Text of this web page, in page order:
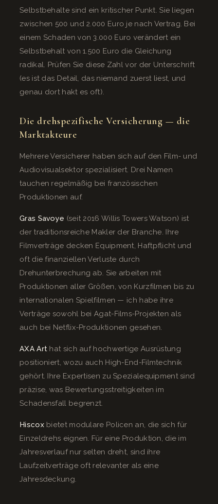
Selbstbehalte sind ein kritischer Punkt. Sie liegen
zwischen 500 und 2.000 Euro je nach Vertrag. Bei
einem Schaden von 3.000 Euro verändert ein
Selbstbehalt von 1.500 Euro die Gleichung
radikal. Prüfen Sie diese Zahl vor der Unterschrift
(es ist das Detail, das niemand zuerst liest, und
genau dort hakt es oft).
Die drehspezifische Versicherung — die
Marktakteure
Mehrere Versicherer haben sich auf den Film- und
Audiovisualsektor spezialisiert. Drei Namen
tauchen regelmäßig bei französischen
Produktionen auf.
Gras Savoye (seit 2016 Willis Towers Watson) ist
der traditionsreiche Makler der Branche. Ihre
Filmverträge decken Equipment, Haftpflicht und
oft die finanziellen Verluste durch
Drehunterbrechung ab. Sie arbeiten mit
Produktionen aller Größen, von Kurzfilmen bis zu
internationalen Spielfilmen — ich habe ihre
Verträge sowohl bei Agat-Films-Projekten als
auch bei Netflix-Produktionen gesehen.
AXA Art hat sich auf hochwertige Ausrüstung
positioniert, wozu auch High-End-Filmtechnik
gehört. Ihre Expertisen zu Spezialequipment sind
präzise, was Bewertungsstreitigkeiten im
Schadensfall begrenzt.
Hiscoxbietet modulare Policen an, die sich für
Einzeldrehs eignen. Für eine Produktion, die im
Jahresverlauf nur selten dreht, sind ihre
Laufzeitverträge oft relevanter als eine
Jahresdeckung.